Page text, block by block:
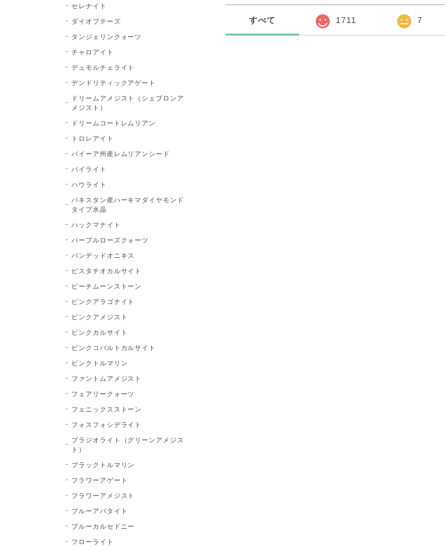
すべて 1711 7
セレナイト
ダイオプテーズ
タンジェリンクォーツ
チャロアイト
デュモルチェライト
デンドリティックアゲート
ドリームアメジスト（シェブロンア
メジスト）
ドリームコートレムリアン
トロレアイト
バイーア州産レムリアンシード
パイライト
ハウライト
パキスタン産ハーキマダイヤモンド
タイプ水晶
ハックマナイト
パープルローズクォーツ
バンデッドオニキス
ピスタチオカルサイト
ピーチムーンストーン
ピンクアラゴナイト
ピンクアメジスト
ピンクカルサイト
ピンクコバルトカルサイト
ピンクトルマリン
ファントムアメジスト
フェアリークォーツ
フェニックスストーン
フォスフォシデライト
プラジオライト（グリーンアメジス
ト）
ブラックトルマリン
フラワーアゲート
フラワーアメジスト
ブルーアパタイト
ブルーカルセドニー
フローライト